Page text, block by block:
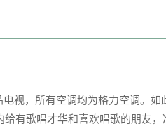
视，所有空调均为格力空调。
有歌唱才华和喜欢唱歌的朋友